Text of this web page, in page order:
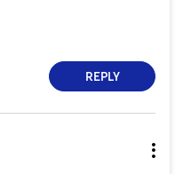
REPLY